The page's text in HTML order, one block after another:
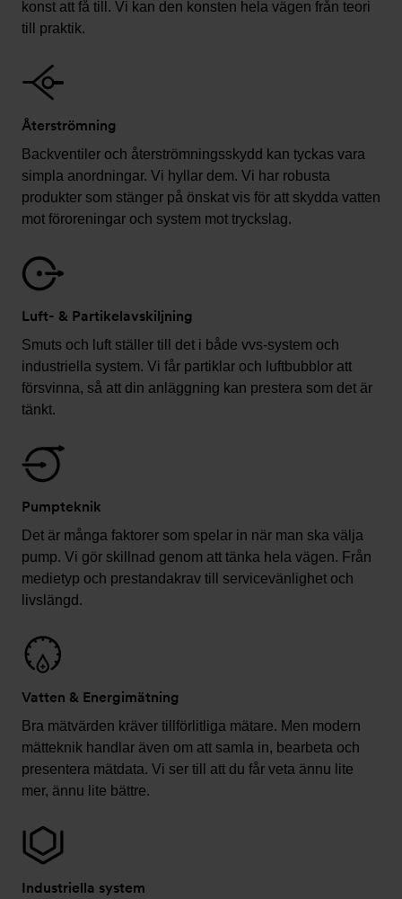
konst att få till. Vi kan den konsten hela vägen från teori
till praktik.
Återströmning
Backventiler och återströmningsskydd kan tyckas vara
simpla anordningar. Vi hyllar dem. Vi har robusta
produkter som stänger på önskat vis för att skydda vatten
mot föroreningar och system mot tryckslag.
Luft- & Partikelavskiljning
Smuts och luft ställer till det i både vvs-system och
industriella system. Vi får partiklar och luftbubblor att
försvinna, så att din anläggning kan prestera som det är
tänkt.
Pumpteknik
Det är många faktorer som spelar in när man ska välja
pump. Vi gör skillnad genom att tänka hela vägen. Från
medietyp och prestandakrav till servicevänlighet och
livslängd.
Vatten & Energimätning
Bra mätvärden kräver tillförlitliga mätare. Men modern
mätteknik handlar även om att samla in, bearbeta och
presentera mätdata. Vi ser till att du får veta ännu lite
mer, ännu lite bättre.
Industriella system